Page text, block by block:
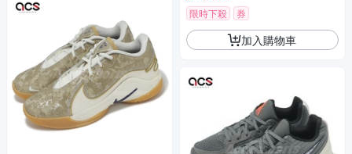
限時下殺
券
加入購物車